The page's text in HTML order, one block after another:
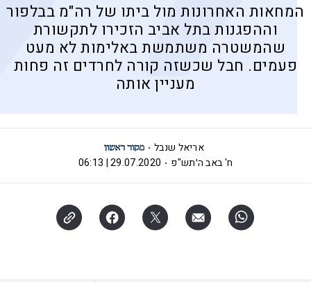
המחאות האחרונות מול ביתו של רה"מ בבלפור
וההפגנות בתל אביב הזכירו לתקשורת
שהמשטרה משתמשת באלימות לא מעט
פעמים. חבל שכשזה קורה לחרדים זה פחות
מעניין אותה
אריאל שנבל
ח' באב ה׳תש"פ
29.07.2020 | 06:13